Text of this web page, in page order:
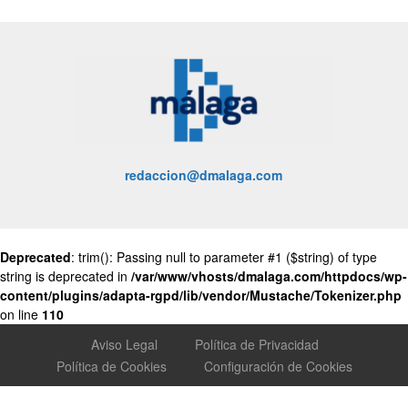
redaccion@dmalaga.com
Deprecated: trim(): Passing null to parameter #1 ($string) of type
string is deprecated in /var/www/vhosts/dmalaga.com/httpdocs/wp-
content/plugins/adapta-rgpd/lib/vendor/Mustache/Tokenizer.php
on line 110
Aviso Legal
Política de Privacidad
Política de Cookies
Configuración de Cookies